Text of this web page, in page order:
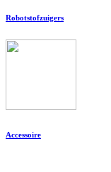
Robotstofzuigers
Accessoire